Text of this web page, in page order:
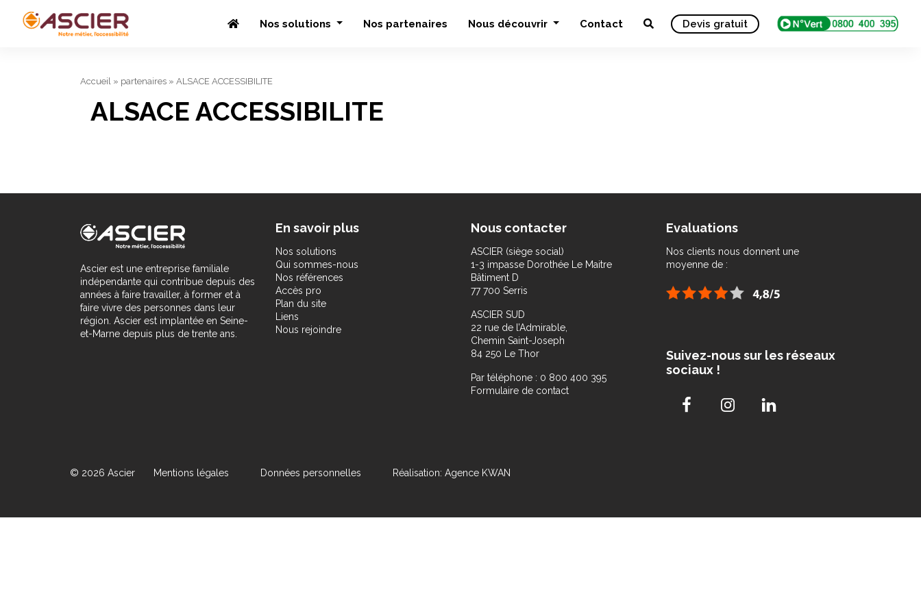
Nos solutions Nos partenaires Nous découvrir Contact Devis gratuit
Accueil » partenaires » ALSACE ACCESSIBILITE
ALSACE ACCESSIBILITE
Ascier est une entreprise familiale
indépendante qui contribue depuis des
années à faire travailler, à former et à
faire vivre des personnes dans leur
région. Ascier est implantée en Seine-
et-Marne depuis plus de trente ans.
En savoir plus
Nos solutions
Qui sommes-nous
Nos références
Accès pro
Plan du site
Liens
Nous rejoindre
Nous contacter
ASCIER (siège social)
1-3 impasse Dorothée Le Maitre
Bâtiment D
77 700 Serris
ASCIER SUD
22 rue de l’Admirable,
Chemin Saint-Joseph
84 250 Le Thor
Par téléphone : 0 800 400 395
Formulaire de contact
Evaluations
Nos clients nous donnent une
moyenne de :
Suivez-nous sur les réseaux
sociaux !
© 2026 Ascier Mentions légales Données personnelles Réalisation: Agence KWAN